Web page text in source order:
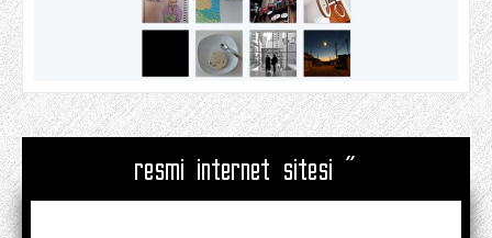
resmi internet sitesi "